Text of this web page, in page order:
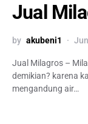
Jual
by akubeni1
Jual Milagros –
demikian? karena
mengandung air…